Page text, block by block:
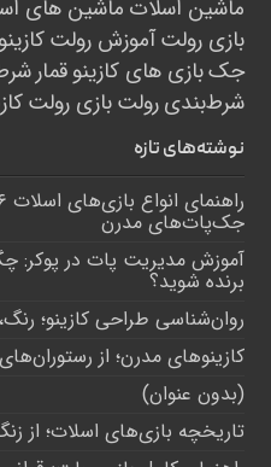
ماشین اسلات ماشین های
بازی رولتآموزش رولت
جکبازی های کازینوقمار
شرط‌بندیرولتبازی رولت
نوشته‌های تازه
جک‌پات‌های مدرن
آموزش مدیریت پات در پوکر:
برنده شوید؟
روان‌شناسی طراحی کازینو؛ رنگ،
کازینوهای مدرن؛ از
(بدون عنوان)
تاریخچه بازی‌های اسلات؛ از